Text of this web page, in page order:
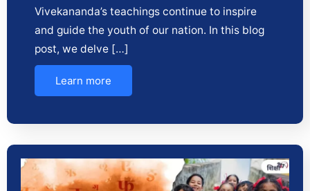
Vivekananda’s teachings continue to inspire
and guide the youth of our nation. In this blog
post, we delve […]
Learn more